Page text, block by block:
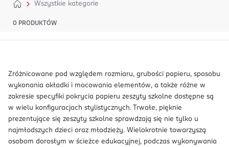
Wszystkie kategorie
0 PRODUKTÓW
Zróżnicowane pod względem rozmiaru, grubości papieru, sposobu
wykonania okładki i mocowania elementów, a także różne w
zakresie specyfiki pokrycia papieru zeszyty szkolne dostępne są
w wielu konfiguracjach stylistycznych. Trwałe, pięknie
prezentujące się zeszyty szkolne sprawdzają się nie tylko u
najmłodszych dzieci oraz młodzieży. Wielokrotnie towarzyszą
osobom dorosłym w ścieżce edukacyjnej, podczas wykonywania